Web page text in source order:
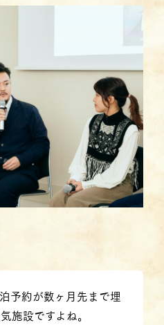
予約が数ヶ月先まで埋
施設ですよね。